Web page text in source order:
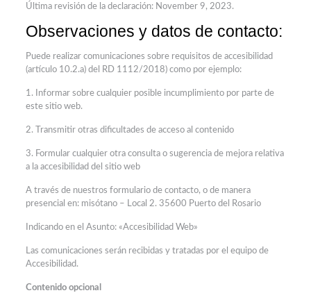
Última revisión de la declaración: November 9, 2023.
Observaciones y datos de contacto:
Puede realizar comunicaciones sobre requisitos de accesibilidad
(artículo 10.2.a) del RD 1112/2018) como por ejemplo:
1. Informar sobre cualquier posible incumplimiento por parte de
este sitio web.
2. Transmitir otras dificultades de acceso al contenido
3. Formular cualquier otra consulta o sugerencia de mejora relativa
a la accesibilidad del sitio web
A través de nuestros formulario de contacto, o de manera
presencial en: misótano – Local 2. 35600 Puerto del Rosario
Indicando en el Asunto: «Accesibilidad Web»
Las comunicaciones serán recibidas y tratadas por el equipo de
Accesibilidad.
Contenido opcional